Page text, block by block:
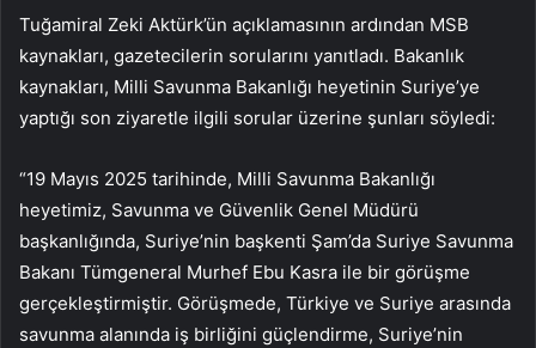
Tuğamiral Zeki Aktürk’ün açıklamasının ardından MSB
kaynakları, gazetecilerin sorularını yanıtladı. Bakanlık
kaynakları, Milli Savunma Bakanlığı heyetinin Suriye’ye
yaptığı son ziyaretle ilgili sorular üzerine şunları söyledi:
“19 Mayıs 2025 tarihinde, Milli Savunma Bakanlığı
heyetimiz, Savunma ve Güvenlik Genel Müdürü
başkanlığında, Suriye’nin başkenti Şam’da Suriye Savunma
Bakanı Tümgeneral Murhef Ebu Kasra ile bir görüşme
gerçekleştirmiştir. Görüşmede, Türkiye ve Suriye arasında
savunma alanında iş birliğini güçlendirme, Suriye’nin